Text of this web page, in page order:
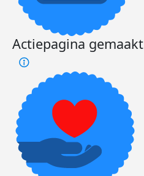
Actiepagina gemaakt